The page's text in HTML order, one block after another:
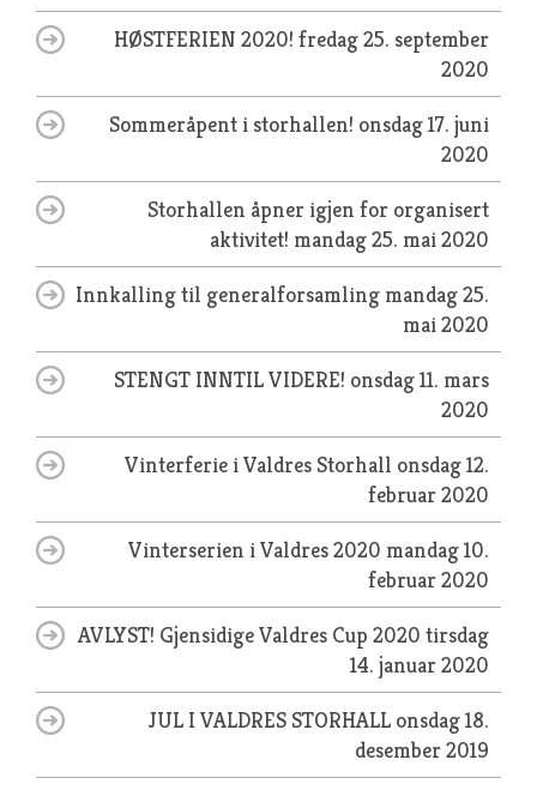
HØSTFERIEN 2020! fredag 25. september
2020
Sommeråpent i storhallen! onsdag 17. juni
2020
Storhallen åpner igjen for organisert
aktivitet! mandag 25. mai 2020
Innkalling til generalforsamling mandag 25.
mai 2020
STENGT INNTIL VIDERE! onsdag 11. mars
2020
Vinterferie i Valdres Storhall onsdag 12.
februar 2020
Vinterserien i Valdres 2020 mandag 10.
februar 2020
AVLYST! Gjensidige Valdres Cup 2020 tirsdag
14. januar 2020
JUL I VALDRES STORHALL onsdag 18.
desember 2019